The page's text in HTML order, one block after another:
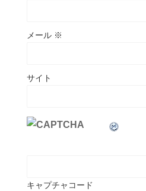
メール ※
サイト
キャプチャコード